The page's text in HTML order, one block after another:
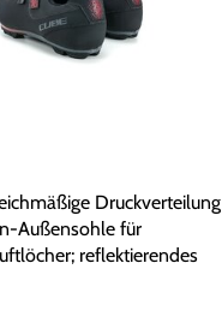
Druckverteilung
Außensohle für
reflektierendes